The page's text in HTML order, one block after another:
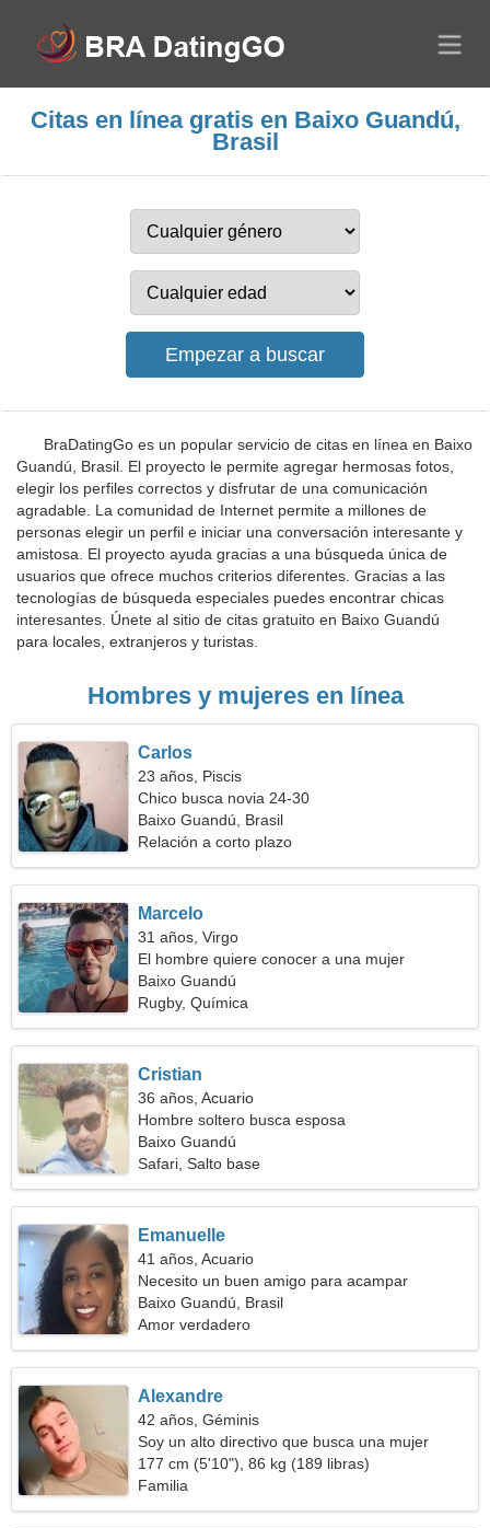
Citas en línea gratis en Baixo Guandú,
Brasil
BraDatingGo es un popular servicio de citas en línea en Baixo
Guandú, Brasil. El proyecto le permite agregar hermosas fotos,
elegir los perfiles correctos y disfrutar de una comunicación
agradable. La comunidad de Internet permite a millones de
personas elegir un perfil e iniciar una conversación interesante y
amistosa. El proyecto ayuda gracias a una búsqueda única de
usuarios que ofrece muchos criterios diferentes. Gracias a las
tecnologías de búsqueda especiales puedes encontrar chicas
interesantes. Únete al sitio de citas gratuito en Baixo Guandú
para locales, extranjeros y turistas.
Hombres y mujeres en línea
Carlos
23 años, Piscis
Chico busca novia 24-30
Baixo Guandú, Brasil
Relación a corto plazo
Marcelo
31 años, Virgo
El hombre quiere conocer a una mujer
Baixo Guandú
Rugby, Química
Cristian
36 años, Acuario
Hombre soltero busca esposa
Baixo Guandú
Safari, Salto base
Emanuelle
41 años, Acuario
Necesito un buen amigo para acampar
Baixo Guandú, Brasil
Amor verdadero
Alexandre
42 años, Géminis
Soy un alto directivo que busca una mujer
amable
177 cm (5'10"), 86 kg (189 libras)
Familia